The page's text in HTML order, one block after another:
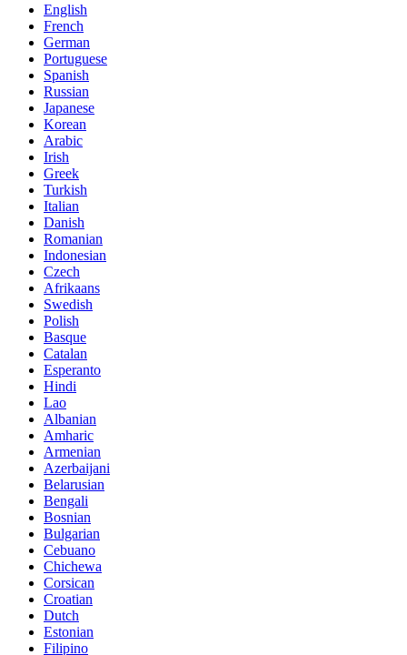
English
French
German
Portuguese
Spanish
Russian
Japanese
Korean
Arabic
Irish
Greek
Turkish
Italian
Danish
Romanian
Indonesian
Czech
Afrikaans
Swedish
Polish
Basque
Catalan
Esperanto
Hindi
Lao
Albanian
Amharic
Armenian
Azerbaijani
Belarusian
Bengali
Bosnian
Bulgarian
Cebuano
Chichewa
Corsican
Croatian
Dutch
Estonian
Filipino